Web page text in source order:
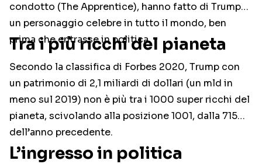
condotto (The Apprentice), hanno fatto di Trump
un personaggio celebre in tutto il mondo, ben
prima che entrasse in politica.
Tra i più ricchi del pianeta
Secondo la classifica di Forbes 2020, Trump con
un patrimonio di 2,1 miliardi di dollari (un mld in
meno sul 2019) non è più tra i 1000 super ricchi del
pianeta, scivolando alla posizione 1001, dalla 715
dell’anno precedente.
L’ingresso in politica